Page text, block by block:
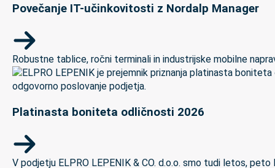
Povečanje IT-učinkovitosti z Nordalp Manager
Robustne tablice, ročni terminali in industrijske mobilne
Platinasta boniteta odličnosti 2026
V podjetju ELPRO LEPENIK & CO. d.o.o. smo tudi letos,